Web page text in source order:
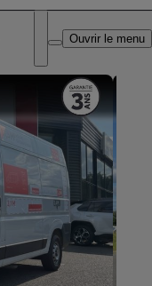
DEALER NAME
Ouvrir le menu